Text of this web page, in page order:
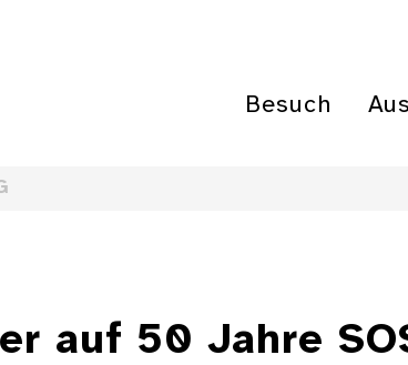
Besuch
auf 50 Jahre